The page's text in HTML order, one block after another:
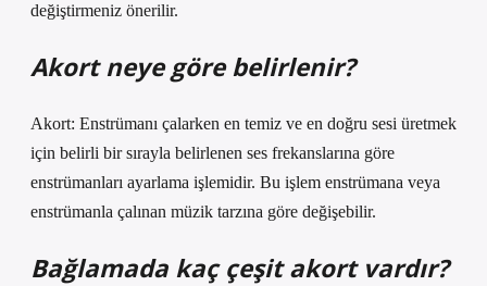
değiştirmeniz önerilir.
Akort neye göre belirlenir?
Akort: Enstrümanı çalarken en temiz ve en doğru sesi üretmek
için belirli bir sırayla belirlenen ses frekanslarına göre
enstrümanları ayarlama işlemidir. Bu işlem enstrümana veya
enstrümanla çalınan müzik tarzına göre değişebilir.
Bağlamada kaç çeşit akort vardır?